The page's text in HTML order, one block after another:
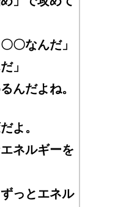
〇なんだ」
」
んだよね。
よ。
ネルギーを
っとエネル